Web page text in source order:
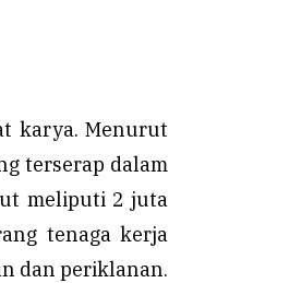
karya. Menurut
terserap dalam
meliputi 2 juta
tenaga kerja
dan periklanan.